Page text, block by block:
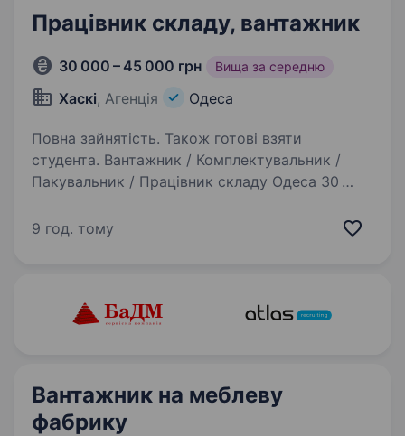
Працівник складу, вантажник
30 000 – 45 000 грн Вища за середню
Хаскі, Агенція Одеса
Повна зайнятість. Також готові взяти
студента. Вантажник / Комплектувальник /
Пакувальник / Працівник складу Одеса 30
за зміну (залежно від вакансії та виробітку)
9 год. тому
Вантажник на меблеву
фабрику